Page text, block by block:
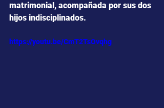
matrimonial, acompañada por sus dos
hijos indisciplinados.
https://youtu.be/CmT2TsOvqhg